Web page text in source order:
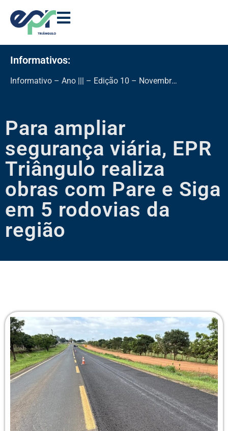
Informativos:
Informativo – Ano ||| – Edição 10 – Novembro de 2025
Para ampliar
segurança viária, EPR
Triângulo realiza
obras com Pare e Siga
em 5 rodovias da
região